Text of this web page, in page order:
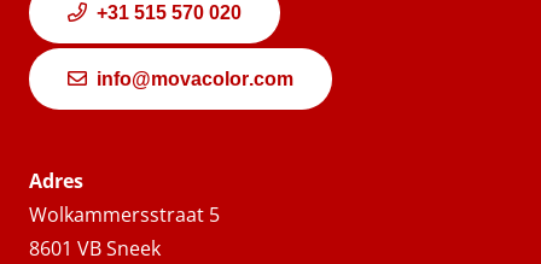
+31 515 570 020
info@movacolor.com
Adres
Wolkammersstraat 5
8601 VB Sneek